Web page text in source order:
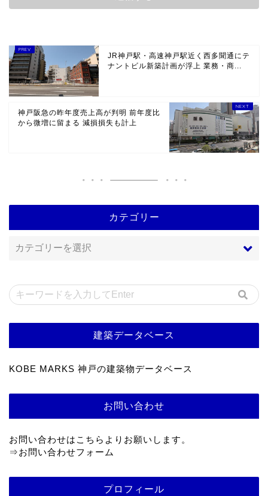
JR神戸駅・高速神戸駅近く西多聞通にテ
ナントビル新築計画が浮上 業務・商...
神戸阪急の昨年度売上高が判明 前年度比
から微増に留まる 減損損失も計上
カテゴリー
建築データベース
KOBE MARKS 神戸の建築物データベース
お問い合わせ
お問い合わせはこちらよりお願いします。
⇒お問い合わせフォーム
プロフィール